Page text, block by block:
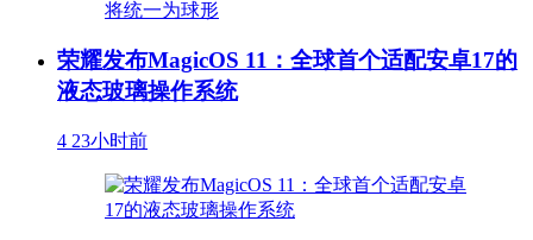
荣耀发布MagicOS 11：全球首个适配安卓17的
液态玻璃操作系统
4 23小时前